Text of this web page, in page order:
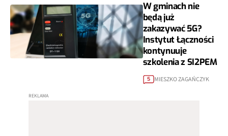
W gminach nie
będą już
zakazywać 5G?
Instytut Łączności
kontynuuje
szkolenia z SI2PEM
5 MIESZKO ZAGAŃCZYK